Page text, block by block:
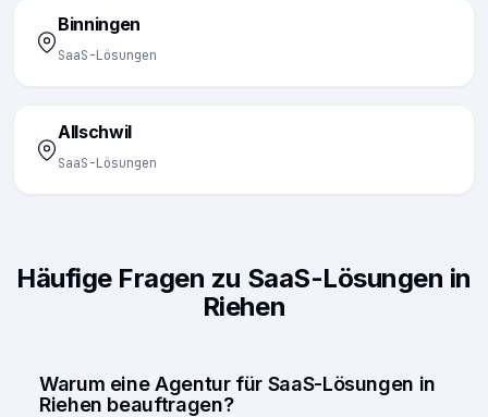
Binningen
SaaS-Lösungen
Allschwil
SaaS-Lösungen
Häufige Fragen zu SaaS-Lösungen in
Riehen
Warum eine Agentur für SaaS-Lösungen in
Riehen beauftragen?